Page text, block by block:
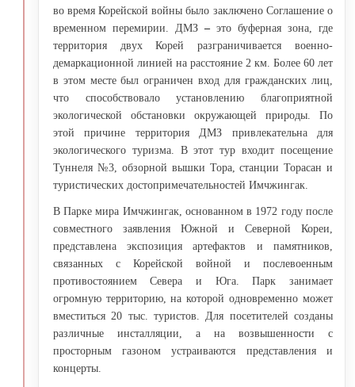
во время Корейской войны было заключено Соглашение о
временном перемирии. ДМЗ – это буферная зона, где
территория двух Корей разграничивается военно-
демаркационной линией на расстояние 2 км. Более 60 лет
в этом месте был ограничен вход для гражданских лиц,
что способствовало установлению благоприятной
экологической обстановки окружающей природы. По
этой причине территория ДМЗ привлекательна для
экологического туризма. В этот тур входит посещение
Туннеля №3, обзорной вышки Тора, станции Торасан и
туристических достопримечательностей Имчжингак.
В Парке мира Имчжингак, основанном в 1972 году после
совместного заявления Южной и Северной Кореи,
представлена экспозиция артефактов и памятников,
связанных с Корейской войной и послевоенным
противостоянием Севера и Юга. Парк занимает
огромную территорию, на которой одновременно может
вместиться 20 тыс. туристов. Для посетителей созданы
различные инсталляции, а на возвышенности с
просторным газоном устраиваются представления и
концерты.